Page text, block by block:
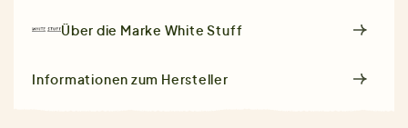
Über die Marke White Stuff
Informationen zum Hersteller